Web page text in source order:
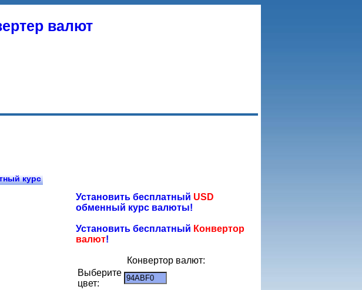
валют
курс
Установить бесплатный USD
обменный курс валюты!
Установить бесплатный Конвертор
валют!
Конвертор валют:
Выберите
цвет: